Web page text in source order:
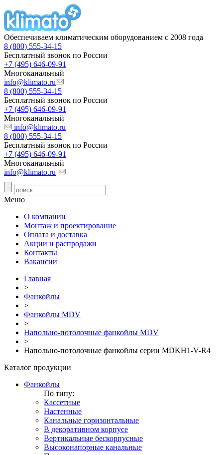
Обеспечиваем климатическим оборудованием с 2008 года
8 (800) 555-34-15
Бесплатный звонок по России
+7 (495) 646-09-91
Многоканальный
info@klimato.ru
8 (800) 555-34-15
Бесплатный звонок по России
+7 (495) 646-09-91
Многоканальный
info@klimato.ru
8 (800) 555-34-15
Бесплатный звонок по России
+7 (495) 646-09-91
Многоканальный
info@klimato.ru
Меню
О компании
Монтаж и проектирование
Оплата и доставка
Акции и распродажи
Контакты
Вакансии
Главная
>
Фанкойлы
>
Фанкойлы MDV
>
Напольно-потолочные фанкойлы MDV
>
Напольно-потолочные фанкойлы серии MDKH1-V-R4
Каталог продукции
Фанкойлы
По типу:
Кассетные
Настенные
Канальные горизонтальные
В декоративном корпусе
Вертикальные бескорпусные
Высоконапорные канальные